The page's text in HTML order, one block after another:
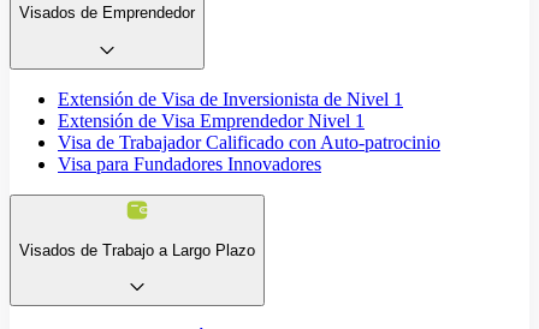
Visados de Emprendedor
Extensión de Visa de Inversionista de Nivel 1
Extensión de Visa Emprendedor Nivel 1
Visa de Trabajador Calificado con Auto-patrocinio
Visa para Fundadores Innovadores
Visados de Trabajo a Largo Plazo